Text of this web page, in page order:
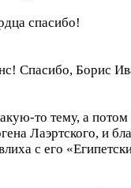
спасибо!
Спасибо, Борис
то тему, а
Лаэртского, и
с его